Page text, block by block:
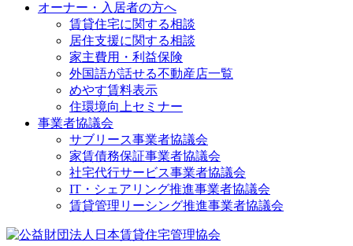
オーナー・入居者の方へ
賃貸住宅に関する相談
居住支援に関する相談
家主費用・利益保険
外国語が話せる不動産店一覧
めやす賃料表示
住環境向上セミナー
事業者協議会
サブリース事業者協議会
家賃債務保証事業者協議会
社宅代行サービス事業者協議会
IT・シェアリング推進事業者協議会
賃貸管理リーシング推進事業者協議会